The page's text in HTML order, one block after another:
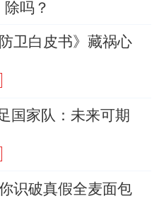
除吗？
卫白皮书》藏祸心
国家队：未来可期
识破真假全麦面包